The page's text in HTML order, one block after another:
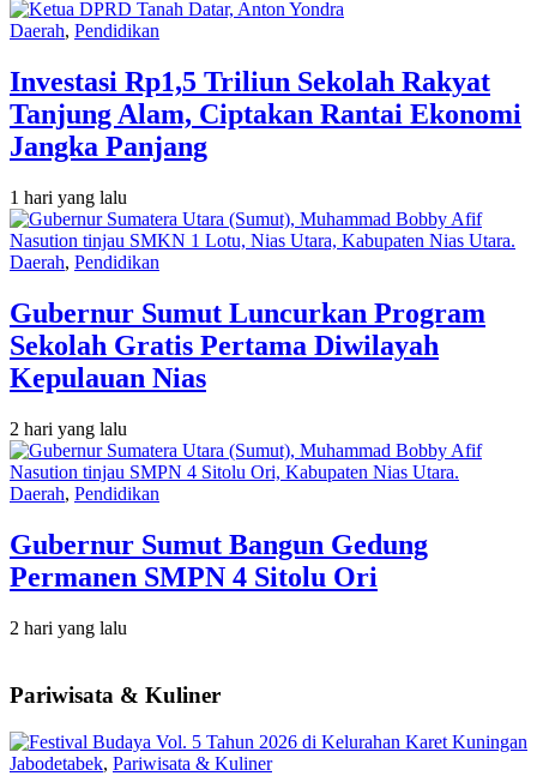
Daerah, Pendidikan
Investasi Rp1,5 Triliun Sekolah Rakyat
Tanjung Alam, Ciptakan Rantai Ekonomi
Jangka Panjang
1 hari yang lalu
Daerah, Pendidikan
Gubernur Sumut Luncurkan Program
Sekolah Gratis Pertama Diwilayah
Kepulauan Nias
2 hari yang lalu
Daerah, Pendidikan
Gubernur Sumut Bangun Gedung
Permanen SMPN 4 Sitolu Ori
2 hari yang lalu
Pariwisata & Kuliner
Jabodetabek, Pariwisata & Kuliner